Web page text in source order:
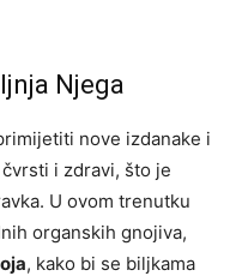
Njega
nove izdanake i
i zdravi, što je
U ovom trenutku
organskih gnojiva,
, kako bi se biljkama